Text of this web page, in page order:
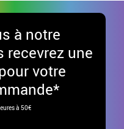
à notre
recevrez une
votre
à 50€